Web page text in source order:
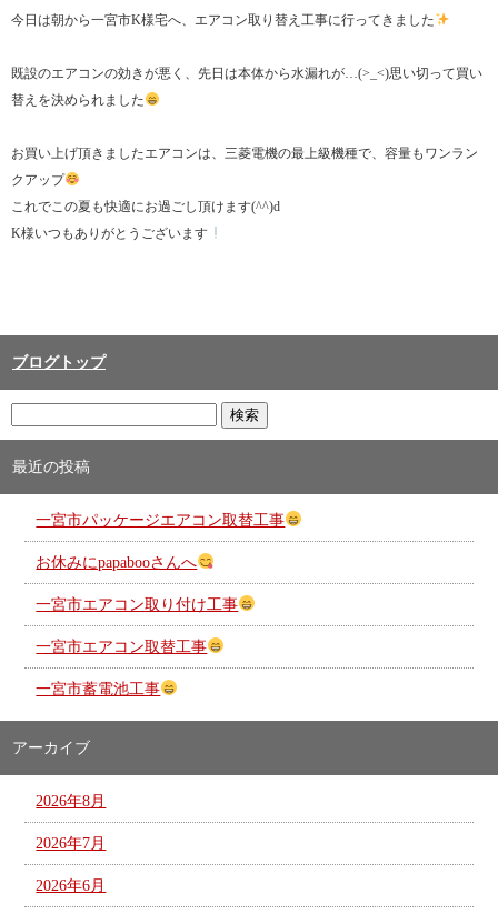
今日は朝から一宮市K様宅へ、エアコン取り替え工事に行ってきました
既設のエアコンの効きが悪く、先日は本体から水漏れが…(>_<)思い切って買い
替えを決められました
お買い上げ頂きましたエアコンは、三菱電機の最上級機種で、容量もワンラン
クアップ
これでこの夏も快適にお過ごし頂けます(^^)d
K様いつもありがとうございます
ブログトップ
最近の投稿
一宮市パッケージエアコン取替工事
お休みにpapabooさんへ
一宮市エアコン取り付け工事
一宮市エアコン取替工事
一宮市蓄電池工事
アーカイブ
2026年8月
2026年7月
2026年6月